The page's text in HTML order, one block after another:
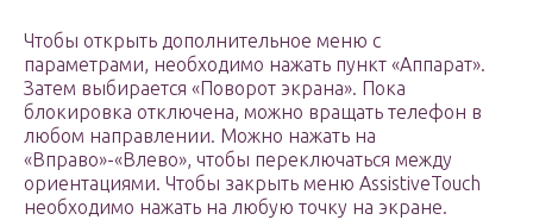
Чтобы открыть дополнительное меню с
параметрами, необходимо нажать пункт «Аппарат».
Затем выбирается «Поворот экрана». Пока
блокировка отключена, можно вращать телефон в
любом направлении. Можно нажать на
«Вправо»-«Влево», чтобы переключаться между
ориентациями. Чтобы закрыть меню AssistiveTouch
необходимо нажать на любую точку на экране.